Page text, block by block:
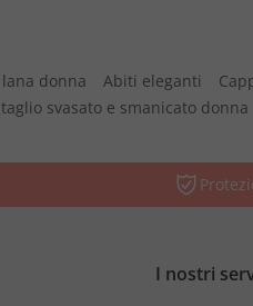
donna Abiti eleganti
svasato e smanicato donna
I nostri